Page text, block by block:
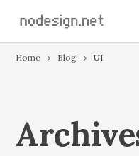
Home Blog UI